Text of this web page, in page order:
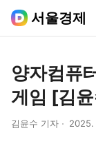
서울경제
양자컴퓨
게임 [김
김윤수 기자